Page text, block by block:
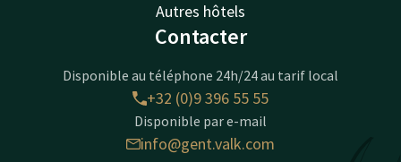
Autres hôtels
Contacter
Disponible au téléphone 24h/24 au tarif local
+32 (0)9 396 55 55
Disponible par e-mail
info@gent.valk.com